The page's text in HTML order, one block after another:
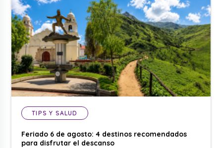
TIPS Y SALUD
Feriado 6 de agosto: 4 destinos recomendados
para disfrutar el descanso